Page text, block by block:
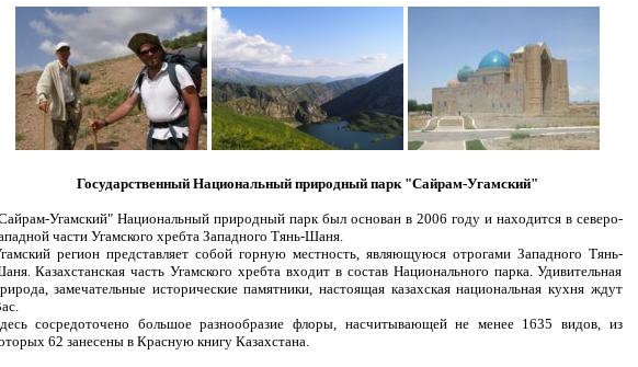
Государственный Национальный природный парк "Сайрам-Угамский"
Угамский" Национальный природный парк был основан в 2006 году и находится в северо-
части Угамского хребта Западного Тянь-Шаня.
регион представляет собой горную местность, являющуюся отрогами Западного Тянь-
Казахстанская часть Угамского хребта входит в состав Национального парка. Удивительная
замечательные исторические памятники, настоящая казахская национальная кухня ждут
сосредоточено большое разнообразие флоры, насчитывающей не менее 1635 видов, из
62 занесены в Красную книгу Казахстана.